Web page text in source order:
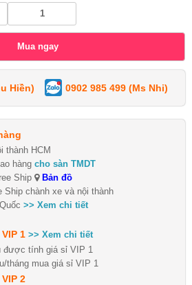
Hiền) 0902 985 499 (Ms Nhi)
thành HCM
hàng cho sàn TMDT
Ship
Bản đồ
Ship chành xe và nội thành
>> Xem chi tiết
1 >> Xem chi tiết
được tính giá sỉ VIP 1
tháng mua giá sỉ VIP 1
2